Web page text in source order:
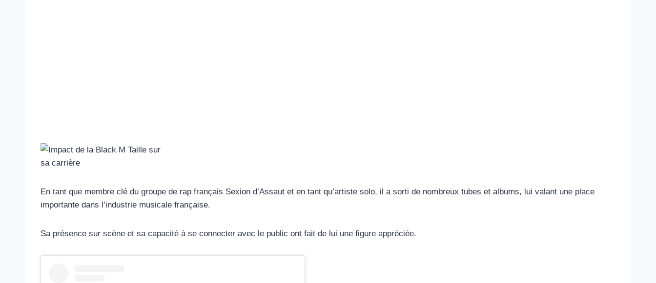
En tant que membre clé du groupe de rap français Sexion d’Assaut et en tant qu’artiste solo, il a sorti de nombreux tubes et albums, lui valant une place
importante dans l’industrie musicale française.
Sa présence sur scène et sa capacité à se connecter avec le public ont fait de lui une figure appréciée.